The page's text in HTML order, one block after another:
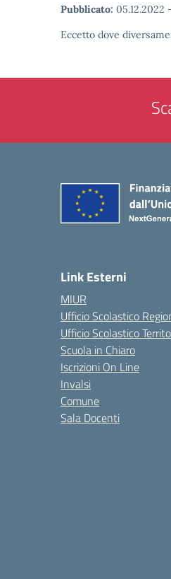
Pubblicato: 05.12.2022 -
Eccetto dove
Link Esterni
MIUR
Ufficio Scolastico
Ufficio Scolastico
Scuola in Chiaro
Iscrizioni On Line
Invalsi
Comune
Sala Docenti